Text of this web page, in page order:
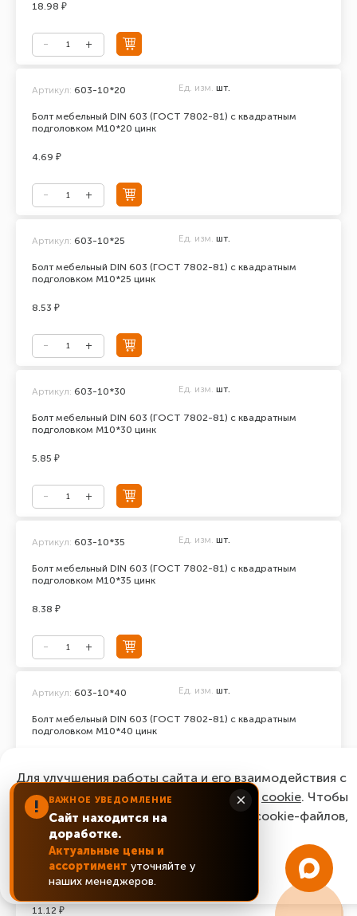
18.98 ₽
Болт мебельный DIN 603 (ГОСТ 7802-81) с квадратным
подголовком М10*20 цинк
Артикул: 603-10*20 Ед. изм. шт.
4.69 ₽
Болт мебельный DIN 603 (ГОСТ 7802-81) с квадратным
подголовком М10*25 цинк
Артикул: 603-10*25 Ед. изм. шт.
8.53 ₽
Болт мебельный DIN 603 (ГОСТ 7802-81) с квадратным
подголовком М10*30 цинк
Артикул: 603-10*30 Ед. изм. шт.
5.85 ₽
Болт мебельный DIN 603 (ГОСТ 7802-81) с квадратным
подголовком М10*35 цинк
Артикул: 603-10*35 Ед. изм. шт.
8.38 ₽
Болт мебельный DIN 603 (ГОСТ 7802-81) с квадратным
подголовком М10*40 цинк
Артикул: 603-10*40 Ед. изм. шт.
Болт мебельный DIN 603 (ГОСТ 7802-81) с квадратным
подголовком М10*50 цинк
Артикул:
11.12 ₽
! ВАЖНОЕ УВЕДОМЛЕНИЕ
Сайт находится на
доработке.
Актуальные цены и
ассортимент уточняйте у
наших менеджеров.
×
Для улучшения работы сайта и его взаимодействия с
пользователями мы используем файлы cookie. Чтобы
согласиться с нашим использованием cookie-файлов,
нажмите “Ок, понятно!”
ОК, понятно!